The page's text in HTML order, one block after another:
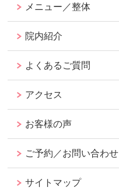
メニュー／整体
院内紹介
よくあるご質問
アクセス
お客様の声
ご予約／お問い合わせ
サイトマップ